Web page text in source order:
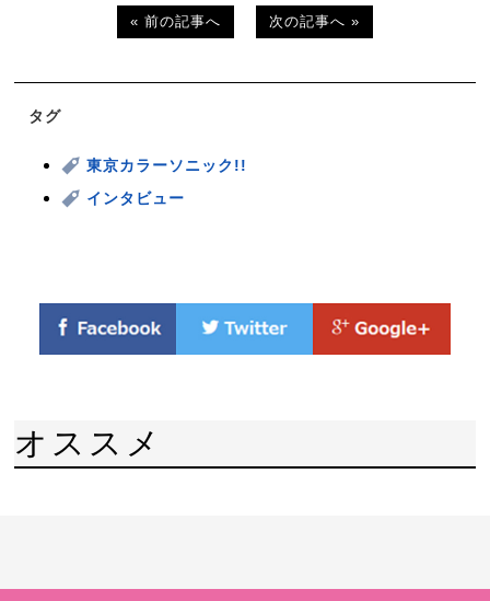
« 前の記事へ 次の記事へ »
タグ
東京カラーソニック!!
インタビュー
オススメ